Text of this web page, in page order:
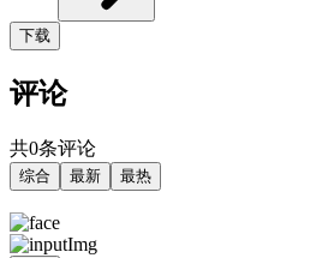
下载
评论
共0条评论
综合 最新 最热